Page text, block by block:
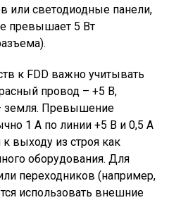
или светодиодные панели,
превышает 5 Вт
к FDD важно учитывать
провод – +5 В,
земля. Превышение
1 А по линии +5 В и 0,5 А
выходу из строя как
оборудования. Для
переходников (например,
использовать внешние